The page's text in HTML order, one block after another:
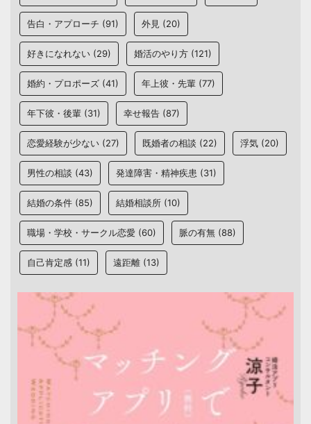
告白・アプローチ (91) 外見 (20)
好きになれない (29) 婚活のやり方 (121)
婚約・プロポーズ (41) 年上彼・先輩 (77)
年下彼・後輩 (31) 幸せ報告 (87)
恋愛経験が少ない (27) 既婚者の相談 (22) 浮気 (20)
男性の相談 (43) 発達障害・精神疾患 (31)
結婚の条件 (85) 結婚相談所 (10)
職場・学校・サークル恋愛 (60) 脈の有無 (88)
自己肯定感 (11) 遠距離 (13)